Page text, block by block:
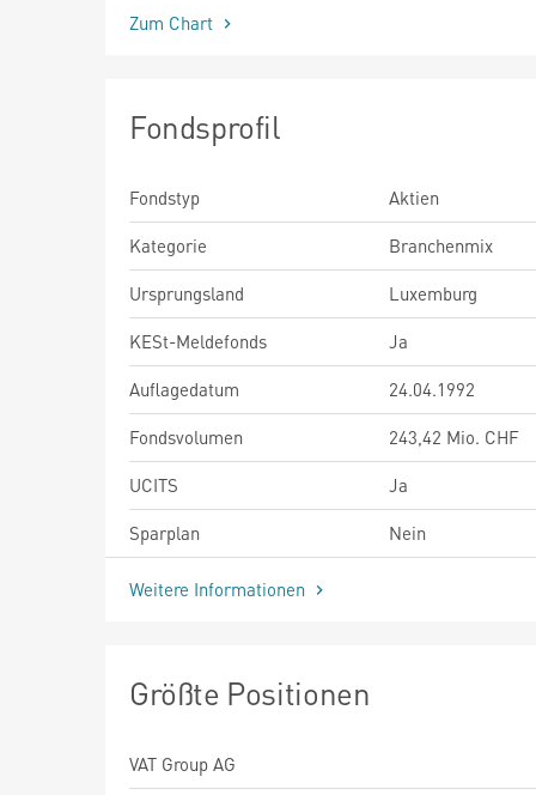
Zum Chart
Fondsprofil
Fondstyp
Aktien
Kategorie
Branchenmix
Ursprungsland
Luxemburg
KESt-Meldefonds
Ja
Auflagedatum
24.04.1992
Fondsvolumen
243,42 Mio. CHF
UCITS
Ja
Sparplan
Nein
Weitere Informationen
Größte Positionen
VAT Group AG